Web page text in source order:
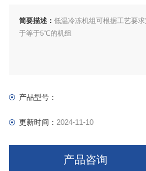
简要描述： 低温冷冻机组可根据工艺要
于等于5℃的机组
产品型号：
更新时间： 2024-11-10
产品咨询